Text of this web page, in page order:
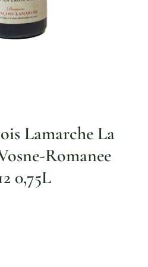
Lamarche La
Romanee
0,75L